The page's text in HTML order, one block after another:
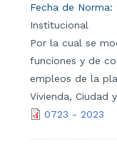
Fecha de Norma:
Institucional
Por la cual se
funciones y de
empleos de la
Vivienda, Ciudad
0723 - 2023